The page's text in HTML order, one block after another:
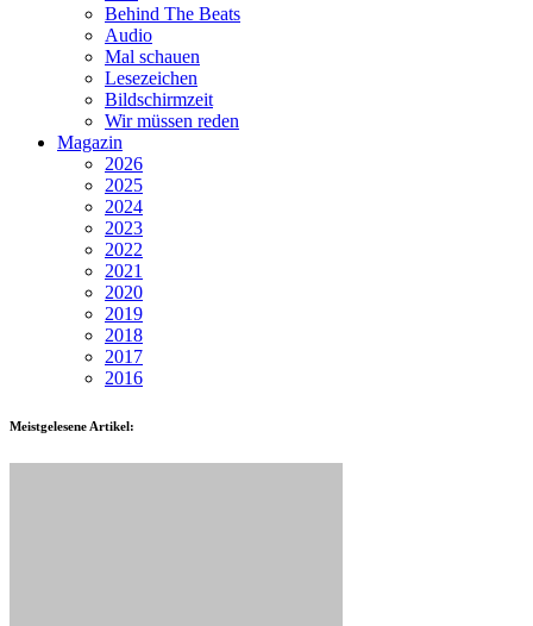
Behind The Beats
Audio
Mal schauen
Lesezeichen
Bildschirmzeit
Wir müssen reden
Magazin
2026
2025
2024
2023
2022
2021
2020
2019
2018
2017
2016
Meistgelesene Artikel: